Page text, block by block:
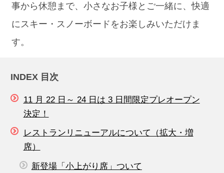
事から休憩まで、小さなお子様とご一緒に、快適
にスキー・スノーボードをお楽しみいただけま
す。
INDEX 目次
11 月 22 日～ 24 日は 3 日間限定プレオープン
決定！
レストランリニューアルについて（拡大・増
席）
新登場「小上がり席」ついて